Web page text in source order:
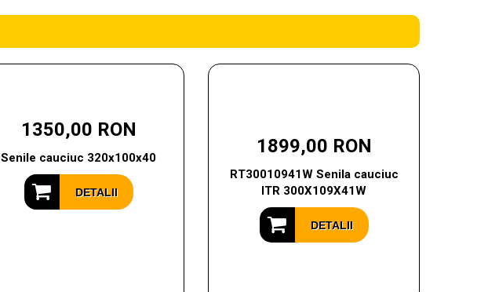
1350,00 RON
Senile cauciuc 320x100x40
DETALII
1899,00 RON
RT30010941W Senila cauciuc
ITR 300X109X41W
DETALII